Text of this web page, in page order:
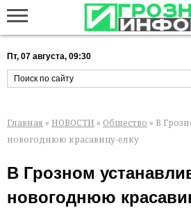
Пт, 07 августа, 09:30
Главная » НОВОСТИ » Общество » В
новогоднюю красавицу-елку
В Грозном
новогоднюю